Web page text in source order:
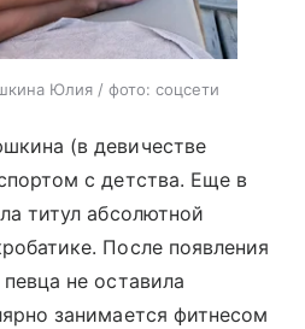
Юлия / фото: соцсети
(в девичестве
с детства. Еще в
титул абсолютной
После появления
не оставила
занимается фитнесом